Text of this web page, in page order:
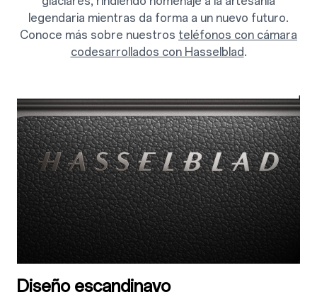
legendaria mientras da forma a un nuevo futuro.
Conoce más sobre nuestros teléfonos con cámara
codesarrollados con Hasselblad.
Diseño escandinavo